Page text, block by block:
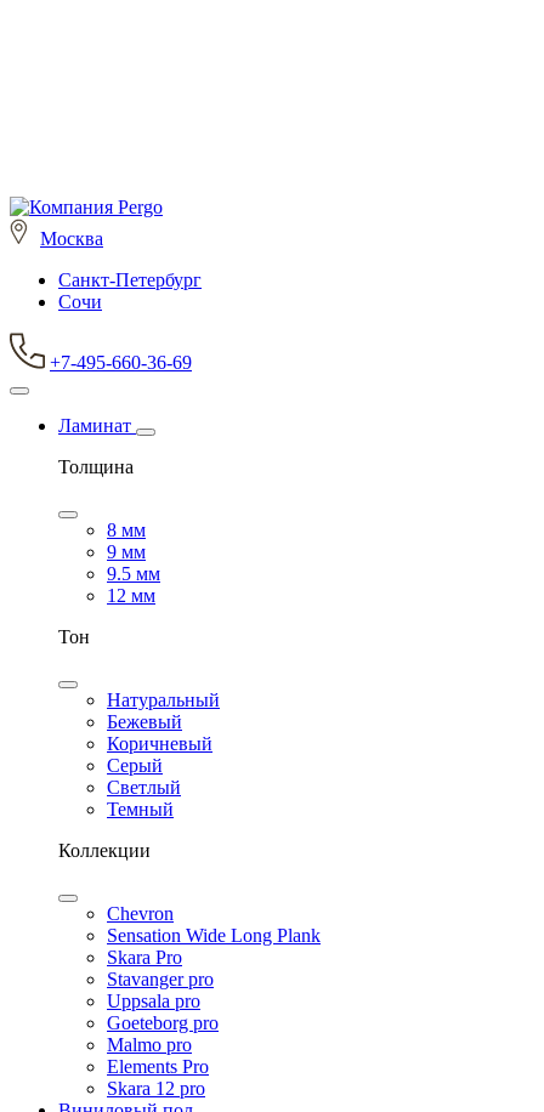
Москва
Санкт-Петербург
Сочи
+7-495-660-36-69
Ламинат
Толщина
8 мм
9 мм
9.5 мм
12 мм
Тон
Натуральный
Бежевый
Коричневый
Серый
Светлый
Темный
Коллекции
Chevron
Sensation Wide Long Plank
Skara Pro
Stavanger pro
Uppsala pro
Goeteborg pro
Malmo pro
Elements Pro
Skara 12 pro